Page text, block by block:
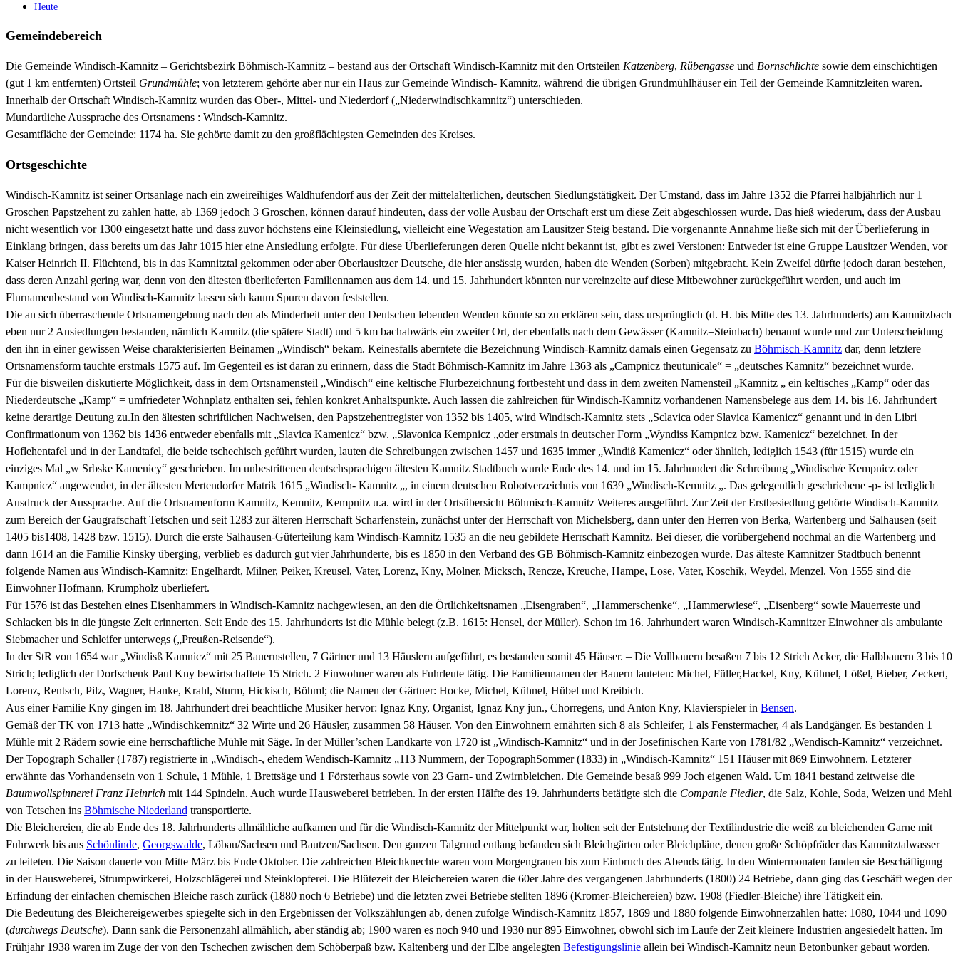
Heute
Gemeindebereich
Die Gemeinde Windisch-Kamnitz – Gerichtsbezirk Böhmisch-Kamnitz – bestand aus der Ortschaft Windisch-Kamnitz mit den Ortsteilen Katzenberg, Rübengasse und Bornschlichte sowie dem einschichtigen
(gut 1 km entfernten) Ortsteil Grundmühle; von letzterem gehörte aber nur ein Haus zur Gemeinde Windisch- Kamnitz, während die übrigen Grundmühlhäuser ein Teil der Gemeinde Kamnitzleiten waren.
Innerhalb der Ortschaft Windisch-Kamnitz wurden das Ober-, Mittel- und Niederdorf („Niederwindischkamnitz“) unterschieden.
Mundartliche Aussprache des Ortsnamens : Windsch-Kamnitz.
Gesamtfläche der Gemeinde: 1174 ha. Sie gehörte damit zu den großflächigsten Gemeinden des Kreises.
Ortsgeschichte
Windisch-Kamnitz ist seiner Ortsanlage nach ein zweireihiges Waldhufendorf aus der Zeit der mittelalterlichen, deutschen Siedlungstätigkeit. Der Umstand, dass im Jahre 1352 die Pfarrei halbjährlich nur 1
Groschen Papstzehent zu zahlen hatte, ab 1369 jedoch 3 Groschen, können darauf hindeuten, dass der volle Ausbau der Ortschaft erst um diese Zeit abgeschlossen wurde. Das hieß wiederum, dass der Ausbau
nicht wesentlich vor 1300 eingesetzt hatte und dass zuvor höchstens eine Kleinsiedlung, vielleicht eine Wegestation am Lausitzer Steig bestand. Die vorgenannte Annahme ließe sich mit der Überlieferung in
Einklang bringen, dass bereits um das Jahr 1015 hier eine Ansiedlung erfolgte. Für diese Überlieferungen deren Quelle nicht bekannt ist, gibt es zwei Versionen: Entweder ist eine Gruppe Lausitzer Wenden, vor
Kaiser Heinrich II. Flüchtend, bis in das Kamnitztal gekommen oder aber Oberlausitzer Deutsche, die hier ansässig wurden, haben die Wenden (Sorben) mitgebracht. Kein Zweifel dürfte jedoch daran bestehen,
dass deren Anzahl gering war, denn von den ältesten überlieferten Familiennamen aus dem 14. und 15. Jahrhundert könnten nur vereinzelte auf diese Mitbewohner zurückgeführt werden, und auch im
Flurnamenbestand von Windisch-Kamnitz lassen sich kaum Spuren davon feststellen.
Die an sich überraschende Ortsnamengebung nach den als Minderheit unter den Deutschen lebenden Wenden könnte so zu erklären sein, dass ursprünglich (d. H. bis Mitte des 13. Jahrhunderts) am Kamnitzbach
eben nur 2 Ansiedlungen bestanden, nämlich Kamnitz (die spätere Stadt) und 5 km bachabwärts ein zweiter Ort, der ebenfalls nach dem Gewässer (Kamnitz=Steinbach) benannt wurde und zur Unterscheidung
den ihn in einer gewissen Weise charakterisierten Beinamen „Windisch“ bekam. Keinesfalls aberntete die Bezeichnung Windisch-Kamnitz damals einen Gegensatz zu Böhmisch-Kamnitz dar, denn letztere
Ortsnamensform tauchte erstmals 1575 auf. Im Gegenteil es ist daran zu erinnern, dass die Stadt Böhmisch-Kamnitz im Jahre 1363 als „Campnicz theutunicale“ = „deutsches Kamnitz“ bezeichnet wurde.
Für die bisweilen diskutierte Möglichkeit, dass in dem Ortsnamensteil „Windisch“ eine keltische Flurbezeichnung fortbesteht und dass in dem zweiten Namensteil „Kamnitz „ ein keltisches „Kamp“ oder das
Niederdeutsche „Kamp“ = umfriedeter Wohnplatz enthalten sei, fehlen konkret Anhaltspunkte. Auch lassen die zahlreichen für Windisch-Kamnitz vorhandenen Namensbelege aus dem 14. bis 16. Jahrhundert
keine derartige Deutung zu.In den ältesten schriftlichen Nachweisen, den Papstzehentregister von 1352 bis 1405, wird Windisch-Kamnitz stets „Sclavica oder Slavica Kamenicz“ genannt und in den Libri
Confirmationum von 1362 bis 1436 entweder ebenfalls mit „Slavica Kamenicz“ bzw. „Slavonica Kempnicz „oder erstmals in deutscher Form „Wyndiss Kampnicz bzw. Kamenicz“ bezeichnet. In der
Hoflehentafel und in der Landtafel, die beide tschechisch geführt wurden, lauten die Schreibungen zwischen 1457 und 1635 immer „Windiß Kamenicz“ oder ähnlich, lediglich 1543 (für 1515) wurde ein
einziges Mal „w Srbske Kamenicy“ geschrieben. Im unbestrittenen deutschsprachigen ältesten Kamnitz Stadtbuch wurde Ende des 14. und im 15. Jahrhundert die Schreibung „Windisch/e Kempnicz oder
Kampnicz“ angewendet, in der ältesten Mertendorfer Matrik 1615 „Windisch- Kamnitz „, in einem deutschen Robotverzeichnis von 1639 „Windisch-Kemnitz „. Das gelegentlich geschriebene -p- ist lediglich
Ausdruck der Aussprache. Auf die Ortsnamenform Kamnitz, Kemnitz, Kempnitz u.a. wird in der Ortsübersicht Böhmisch-Kamnitz Weiteres ausgeführt. Zur Zeit der Erstbesiedlung gehörte Windisch-Kamnitz
zum Bereich der Gaugrafschaft Tetschen und seit 1283 zur älteren Herrschaft Scharfenstein, zunächst unter der Herrschaft von Michelsberg, dann unter den Herren von Berka, Wartenberg und Salhausen (seit
1405 bis1408, 1428 bzw. 1515). Durch die erste Salhausen-Güterteilung kam Windisch-Kamnitz 1535 an die neu gebildete Herrschaft Kamnitz. Bei dieser, die vorübergehend nochmal an die Wartenberg und
dann 1614 an die Familie Kinsky überging, verblieb es dadurch gut vier Jahrhunderte, bis es 1850 in den Verband des GB Böhmisch-Kamnitz einbezogen wurde. Das älteste Kamnitzer Stadtbuch benennt
folgende Namen aus Windisch-Kamnitz: Engelhardt, Milner, Peiker, Kreusel, Vater, Lorenz, Kny, Molner, Micksch, Rencze, Kreuche, Hampe, Lose, Vater, Koschik, Weydel, Menzel. Von 1555 sind die
Einwohner Hofmann, Krumpholz überliefert.
Für 1576 ist das Bestehen eines Eisenhammers in Windisch-Kamnitz nachgewiesen, an den die Örtlichkeitsnamen „Eisengraben“, „Hammerschenke“, „Hammerwiese“, „Eisenberg“ sowie Mauerreste und
Schlacken bis in die jüngste Zeit erinnerten. Seit Ende des 15. Jahrhunderts ist die Mühle belegt (z.B. 1615: Hensel, der Müller). Schon im 16. Jahrhundert waren Windisch-Kamnitzer Einwohner als ambulante
Siebmacher und Schleifer unterwegs („Preußen-Reisende“).
In der StR von 1654 war „Windisß Kamnicz“ mit 25 Bauernstellen, 7 Gärtner und 13 Häuslern aufgeführt, es bestanden somit 45 Häuser. – Die Vollbauern besaßen 7 bis 12 Strich Acker, die Halbbauern 3 bis 10
Strich; lediglich der Dorfschenk Paul Kny bewirtschaftete 15 Strich. 2 Einwohner waren als Fuhrleute tätig. Die Familiennamen der Bauern lauteten: Michel, Füller,Hackel, Kny, Kühnel, Lößel, Bieber, Zeckert,
Lorenz, Rentsch, Pilz, Wagner, Hanke, Krahl, Sturm, Hickisch, Böhml; die Namen der Gärtner: Hocke, Michel, Kühnel, Hübel und Kreibich.
Aus einer Familie Kny gingen im 18. Jahrhundert drei beachtliche Musiker hervor: Ignaz Kny, Organist, Ignaz Kny jun., Chorregens, und Anton Kny, Klavierspieler in Bensen.
Gemäß der TK von 1713 hatte „Windischkemnitz“ 32 Wirte und 26 Häusler, zusammen 58 Häuser. Von den Einwohnern ernährten sich 8 als Schleifer, 1 als Fenstermacher, 4 als Landgänger. Es bestanden 1
Mühle mit 2 Rädern sowie eine herrschaftliche Mühle mit Säge. In der Müller’schen Landkarte von 1720 ist „Windisch-Kamnitz“ und in der Josefinischen Karte von 1781/82 „Wendisch-Kamnitz“ verzeichnet.
Der Topograph Schaller (1787) registrierte in „Windisch-, ehedem Wendisch-Kamnitz „113 Nummern, der TopographSommer (1833) in „Windisch-Kamnitz“ 151 Häuser mit 869 Einwohnern. Letzterer
erwähnte das Vorhandensein von 1 Schule, 1 Mühle, 1 Brettsäge und 1 Försterhaus sowie von 23 Garn- und Zwirnbleichen. Die Gemeinde besaß 999 Joch eigenen Wald. Um 1841 bestand zeitweise die
Baumwollspinnerei Franz Heinrich mit 144 Spindeln. Auch wurde Hausweberei betrieben. In der ersten Hälfte des 19. Jahrhunderts betätigte sich die Companie Fiedler, die Salz, Kohle, Soda, Weizen und Mehl
von Tetschen ins Böhmische Niederland transportierte.
Die Bleichereien, die ab Ende des 18. Jahrhunderts allmähliche aufkamen und für die Windisch-Kamnitz der Mittelpunkt war, holten seit der Entstehung der Textilindustrie die weiß zu bleichenden Garne mit
Fuhrwerk bis aus Schönlinde, Georgswalde, Löbau/Sachsen und Bautzen/Sachsen. Den ganzen Talgrund entlang befanden sich Bleichgärten oder Bleichpläne, denen große Schöpfräder das Kamnitztalwasser
zu leiteten. Die Saison dauerte von Mitte März bis Ende Oktober. Die zahlreichen Bleichknechte waren vom Morgengrauen bis zum Einbruch des Abends tätig. In den Wintermonaten fanden sie Beschäftigung
in der Hausweberei, Strumpwirkerei, Holzschlägerei und Steinklopferei. Die Blütezeit der Bleichereien waren die 60er Jahre des vergangenen Jahrhunderts (1800) 24 Betriebe, dann ging das Geschäft wegen der
Erfindung der einfachen chemischen Bleiche rasch zurück (1880 noch 6 Betriebe) und die letzten zwei Betriebe stellten 1896 (Kromer-Bleichereien) bzw. 1908 (Fiedler-Bleiche) ihre Tätigkeit ein.
Die Bedeutung des Bleichereigewerbes spiegelte sich in den Ergebnissen der Volkszählungen ab, denen zufolge Windisch-Kamnitz 1857, 1869 und 1880 folgende Einwohnerzahlen hatte: 1080, 1044 und 1090
(durchwegs Deutsche). Dann sank die Personenzahl allmählich, aber ständig ab; 1900 waren es noch 940 und 1930 nur 895 Einwohner, obwohl sich im Laufe der Zeit kleinere Industrien angesiedelt hatten. Im
Frühjahr 1938 waren im Zuge der von den Tschechen zwischen dem Schöberpaß bzw. Kaltenberg und der Elbe angelegten Befestigungslinie allein bei Windisch-Kamnitz neun Betonbunker gebaut worden.